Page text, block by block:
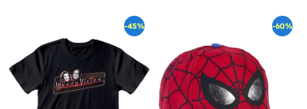
-45% -60%